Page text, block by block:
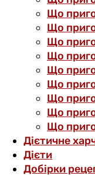
Що
Що
Що
Що
Що
Що
Що
Що
Що
Дієтичне
Дієти
Добірки